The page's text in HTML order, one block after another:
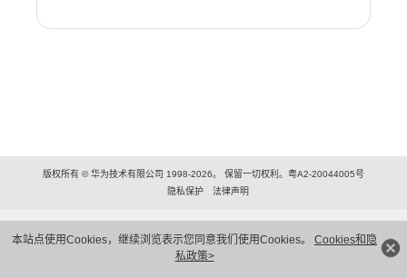
本站点使用Cookies，继续浏览表示您同意我们使用Cookies。 Cookies和隐
私政策>
版权所有 © 华为技术有限公司 1998-2026。 保留一切权利。粤A2-20044005号
隐私保护
法律声明